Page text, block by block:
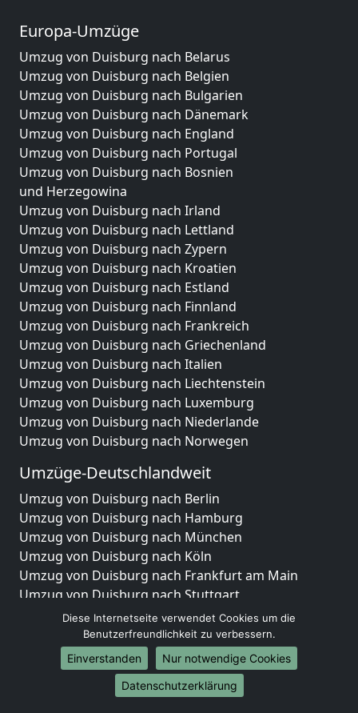
Europa-Umzüge
Umzug von Duisburg nach Belarus
Umzug von Duisburg nach Belgien
Umzug von Duisburg nach Bulgarien
Umzug von Duisburg nach Dänemark
Umzug von Duisburg nach England
Umzug von Duisburg nach Portugal
Umzug von Duisburg nach Bosnien
und Herzegowina
Umzug von Duisburg nach Irland
Umzug von Duisburg nach Lettland
Umzug von Duisburg nach Zypern
Umzug von Duisburg nach Kroatien
Umzug von Duisburg nach Estland
Umzug von Duisburg nach Finnland
Umzug von Duisburg nach Frankreich
Umzug von Duisburg nach Griechenland
Umzug von Duisburg nach Italien
Umzug von Duisburg nach Liechtenstein
Umzug von Duisburg nach Luxemburg
Umzug von Duisburg nach Niederlande
Umzug von Duisburg nach Norwegen
Umzüge-Deutschlandweit
Umzug von Duisburg nach Berlin
Umzug von Duisburg nach Hamburg
Umzug von Duisburg nach München
Umzug von Duisburg nach Köln
Umzug von Duisburg nach Frankfurt am Main
Umzug von Duisburg nach Stuttgart
Umzug von Duisburg nach Düsseldorf
Umzug von Duisburg nach Leipzig
Umzug von Duisburg nach Dortmund
Umzug von Duisburg nach Essen
Umzug von Duisburg nach Bremen
Diese Internetseite verwendet Cookies um die
Benutzerfreundlichkeit zu verbessern.
Einverstanden
Nur notwendige Cookies
Datenschutzerklärung